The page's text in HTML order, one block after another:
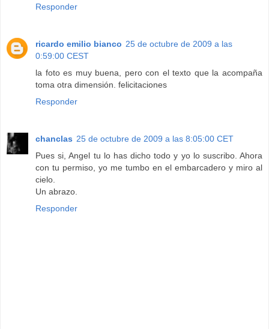
Responder
ricardo emilio bianco 25 de octubre de 2009 a las
0:59:00 CEST
la foto es muy buena, pero con el texto que la acompaña
toma otra dimensión. felicitaciones
Responder
chanclas 25 de octubre de 2009 a las 8:05:00 CET
Pues si, Angel tu lo has dicho todo y yo lo suscribo. Ahora
con tu permiso, yo me tumbo en el embarcadero y miro al
cielo.
Un abrazo.
Responder